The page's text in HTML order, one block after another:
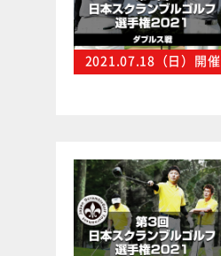
2021.07.18（日）開催